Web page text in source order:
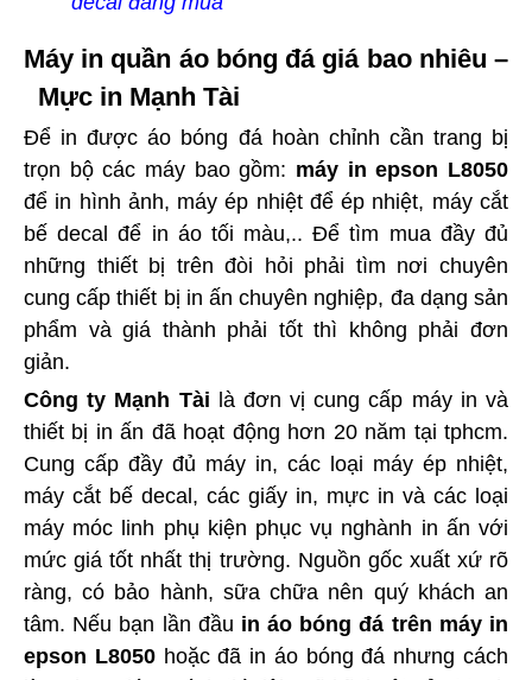
Máy in quần áo bóng đá giá bao nhiêu –
Mực in Mạnh Tài
Để in được áo bóng đá hoàn chỉnh cần trang bị
trọn bộ các máy bao gồm: máy in epson L8050
để in hình ảnh, máy ép nhiệt để ép nhiệt, máy cắt
bế decal để in áo tối màu,.. Để tìm mua đầy đủ
những thiết bị trên đòi hỏi phải tìm nơi chuyên
cung cấp thiết bị in ấn chuyên nghiệp, đa dạng sản
phẩm và giá thành phải tốt thì không phải đơn
giản.
Công ty Mạnh Tài là đơn vị cung cấp máy in và
thiết bị in ấn đã hoạt động hơn 20 năm tại tphcm.
Cung cấp đầy đủ máy in, các loại máy ép nhiệt,
máy cắt bế decal, các giấy in, mực in và các loại
máy móc linh phụ kiện phục vụ nghành in ấn với
mức giá tốt nhất thị trường. Nguồn gốc xuất xứ rõ
ràng, có bảo hành, sữa chữa nên quý khách an
tâm. Nếu bạn lần đầu in áo bóng đá trên máy in
epson L8050hoặc đã in áo bóng đá nhưng cách